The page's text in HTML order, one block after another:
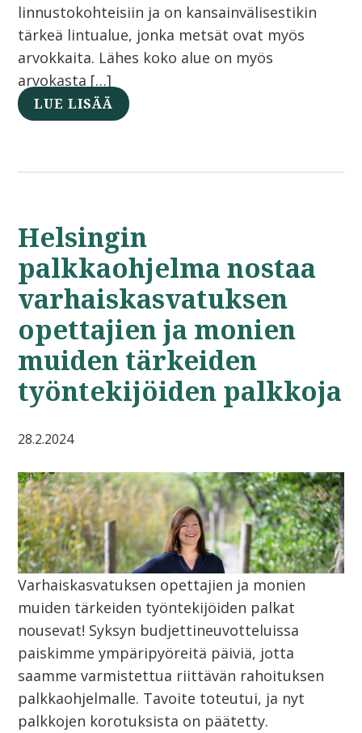
linnustokohteisiin ja on kansainvälisestikin
tärkeä lintualue, jonka metsät ovat myös
arvokkaita. Lähes koko alue on myös
arvokasta […]
LUE LISÄÄ
Helsingin
palkkaohjelma nostaa
varhaiskasvatuksen
opettajien ja monien
muiden tärkeiden
työntekijöiden palkkoja
28.2.2024
Varhaiskasvatuksen opettajien ja monien
muiden tärkeiden työntekijöiden palkat
nousevat! Syksyn budjettineuvotteluissa
paiskimme ympäripyöreitä päiviä, jotta
saamme varmistettua riittävän rahoituksen
palkkaohjelmalle. Tavoite toteutui, ja nyt
palkkojen korotuksista on päätetty.